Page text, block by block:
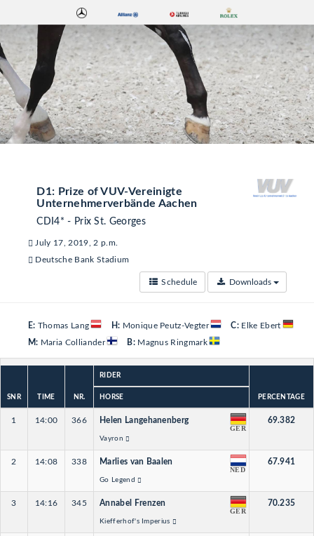
D1: Prize of VUV-Vereinigte
Unternehmerverbände Aachen
CDI4* - Prix St. Georges
July 17, 2019, 2 p.m.
Deutsche Bank Stadium
Schedule Downloads
E: Thomas Lang H: Monique Peutz-Vegter C:Elke Ebert
M: Maria Colliander B:Magnus Ringmark
SNR TIME NR.
RIDER
PERCENTAGE
HORSE
1 14:00 366 Helen Langehanenberg
GER
Vayron
69.382
2 14:08 338 Marlies van Baalen
NED
Go Legend
67.941
3 14:16 345 Annabel Frenzen
GER
Kiefferhof's Imperius
70.235